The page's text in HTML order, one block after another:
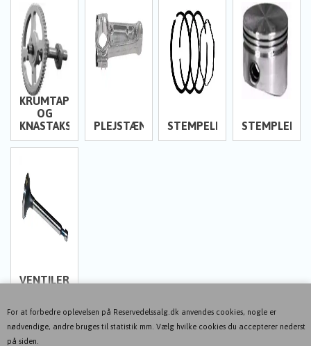
For at forbedre oplevelsen på Reservedelssalg.dk anvendes cookies, nogle er
nødvendige, andre bruges til statistik mm. Vælg hvilke cookies du accepterer nederst
på siden.
KRUMTAP
OG
KNASTAKSEL
PLEJSTÆNGER STEMPELRINGESTEMPLER
VENTILER